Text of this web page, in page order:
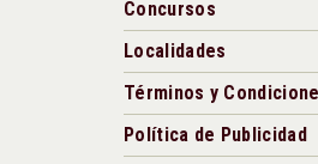
Concursos
Localidades
Términos y
Política de Publicidad